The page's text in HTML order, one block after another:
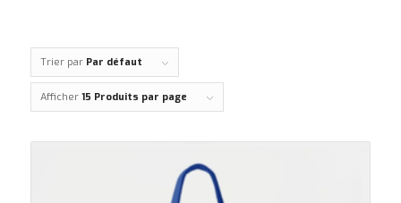
Trier par Par défaut
Afficher 15 Produits par page